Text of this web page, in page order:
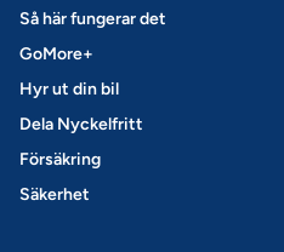
Så här fungerar det
GoMore+
Hyr ut din bil
Dela Nyckelfritt
Försäkring
Säkerhet